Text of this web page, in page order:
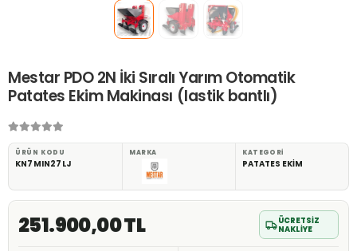
Mestar PDO 2N İki Sıralı Yarım Otomatik
Patates Ekim Makinası (lastik bantlı)
ÜRÜN KODU
KN7MIN27LJ
MARKA KATEGORI
PATATES EKİM
251.900,00 TL
ÜCRETSİZ
NAKLİYE